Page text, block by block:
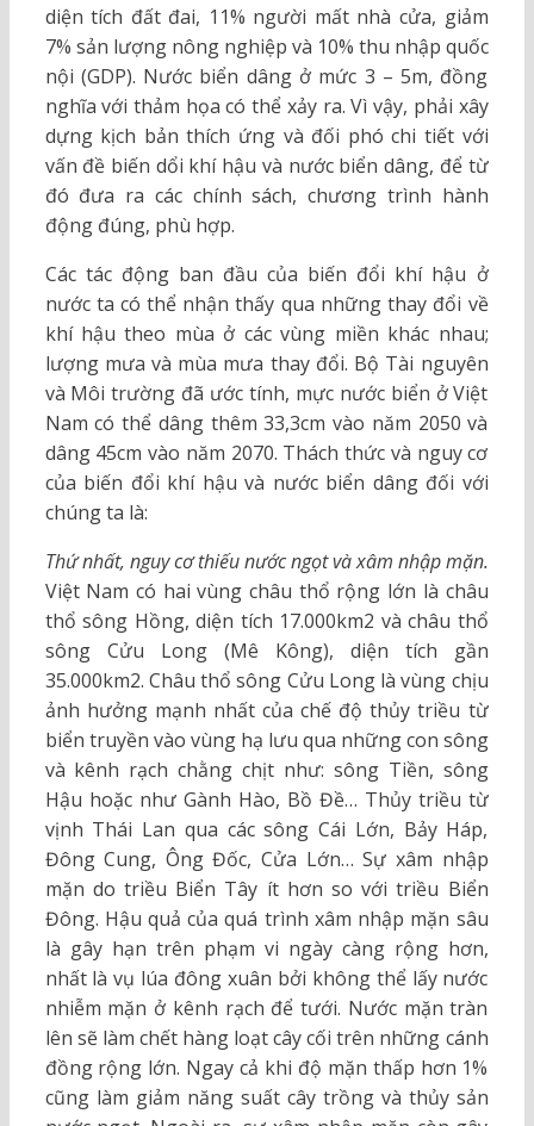
diện tích đất đai, 11% người mất nhà cửa, giảm
7% sản lượng nông nghiệp và 10% thu nhập quốc
nội (GDP). Nước biển dâng ở mức 3 – 5m, đồng
nghĩa với thảm họa có thể xảy ra. Vì vậy, phải xây
dựng kịch bản thích ứng và đối phó chi tiết với
vấn đề biến dổi khí hậu và nước biển dâng, để từ
đó đưa ra các chính sách, chương trình hành
động đúng, phù hợp.
Các tác động ban đầu của biến đổi khí hậu ở
nước ta có thể nhận thấy qua những thay đổi về
khí hậu theo mùa ở các vùng miền khác nhau;
lượng mưa và mùa mưa thay đổi. Bộ Tài nguyên
và Môi trường đã ước tính, mực nước biển ở Việt
Nam có thể dâng thêm 33,3cm vào năm 2050 và
dâng 45cm vào năm 2070. Thách thức và nguy cơ
của biến đổi khí hậu và nước biển dâng đối với
chúng ta là:
Thứ nhất, nguy cơ thiếu nước ngọt và xâm nhập mặn.
Việt Nam có hai vùng châu thổ rộng lớn là châu
thổ sông Hồng, diện tích 17.000km2 và châu thổ
sông Cửu Long (Mê Kông), diện tích gần
35.000km2. Châu thổ sông Cửu Long là vùng chịu
ảnh hưởng mạnh nhất của chế độ thủy triều từ
biển truyền vào vùng hạ lưu qua những con sông
và kênh rạch chằng chịt như: sông Tiền, sông
Hậu hoặc như Gành Hào, Bồ Đề… Thủy triều từ
vịnh Thái Lan qua các sông Cái Lớn, Bảy Háp,
Đông Cung, Ông Đốc, Cửa Lớn… Sự xâm nhập
mặn do triều Biển Tây ít hơn so với triều Biển
Đông. Hậu quả của quá trình xâm nhập mặn sâu
là gây hạn trên phạm vi ngày càng rộng hơn,
nhất là vụ lúa đông xuân bởi không thể lấy nước
nhiễm mặn ở kênh rạch để tưới. Nước mặn tràn
lên sẽ làm chết hàng loạt cây cối trên những cánh
đồng rộng lớn. Ngay cả khi độ mặn thấp hơn 1%
cũng làm giảm năng suất cây trồng và thủy sản